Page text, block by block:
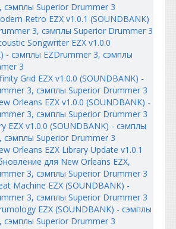
сэмплы Superior Drummer 3
Retro EZX v1.0.1 (SOUNDBANK)
3, сэмплы Superior Drummer 3
Songwriter EZX v1.0.0
- сэмплы EZDrummer 3, сэмплы
3
Grid EZX v1.0.0 (SOUNDBANK) -
3, сэмплы Superior Drummer 3
Orleans EZX v1.0.0 (SOUNDBANK) -
3, сэмплы Superior Drummer 3
EZX v1.0.0 (SOUNDBANK) - сэмплы
сэмплы Superior Drummer 3
Orleans EZX Library Update v1.0.1
для New Orleans EZX,
3, сэмплы Superior Drummer 3
Machine EZX (SOUNDBANK) -
3, сэмплы Superior Drummer 3
EZX (SOUNDBANK) - сэмплы
сэмплы Superior Drummer 3